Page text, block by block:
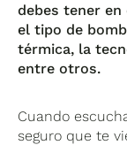
debes tener
el tipo de
térmica, la
entre otros.
Cuando
seguro que te